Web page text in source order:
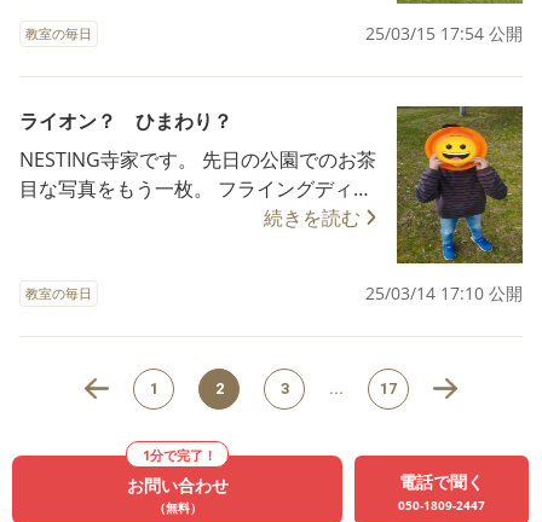
🌟🌟🌟🌟🌟
達は以前から、 「私はインドア派で、体
育が苦手です。 スポーツや外に出る集
団プログラムには参加したくありませ
集団プログラムに参加されるかな
あ・・・と、心配しておりましたら、 大
きなバランスボールを使ったフットサル
でボールを恐れることなく、 中学生のお
おられました。 怖がり痛がりなスタッフ
よりもよほど勇敢なお姿でした。 私が
「インドア派って自称されていましたよ
ね？」と意地悪くお聞きすると、 「ここ
は屋内運動場ですから、インドアです。
転の利いたご返答。 これにはスタッフも
「一本取られたな～」と白旗を上げまし
教室の毎日 25/03/15 17:54 公開
ライオン？ ひまわり？
NESTING寺家です。 先日の公園でのお茶
目な写真をもう一枚。 フライングディス
クからお顔を見せるお友達の姿は、 ライ
配りが常に必要なスタッフにとって、 お
友達のお茶目な姿が一服の清涼剤です。
🌟🌟🌟🌟🌟🌟🌟🌟🌟🌟🌟🌟🌟🌟🌟🌟🌟🌟
多機能型保育所等訪問支援事業所
県東広島市寺家駅前６－１８
ヒノモトマンション１A号
室 📞082-430-7210 FAX082-4
続きを読む
教室の毎日 25/03/14 17:10 公開
1 2 3 ... 17
1分で完了！
お問い合わせ
（無料）
電話で聞く
050-1809-2447